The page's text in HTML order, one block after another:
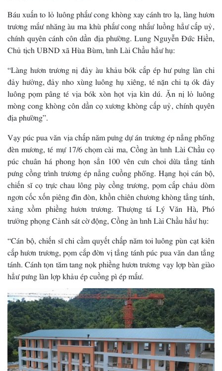
Báu xuấn to lỏ luông phắư cong khòng xay cánh tro lạ, làng hươn
trương mắư nhăng àu ma khù phắư cong nhắư luồng hẳư cấp uỷ,
chính quyên cánh côn dần địa phường. Lung Nguyễn Đức Hiền,
Chủ tịch UBND xã Hùa Bùm, tỉnh Lài Chầu hẳư hụ:
“Làng hươn trương nị đảy àu khảu bók cắp ép hư pưng làn chi
đảy hưởng, đảy nho xùng luông hụ xiêng, té nặn chi tạ ók đảy
luông pọm pâng té vịa bók xòn họt vịa kìn dú. Ặn nị lỏ luông
mòng cong khòng côn dần cọ xương khòng cấp uỷ, chính quyên
địa phường”.
Vạy púc pua văn vịa chấp năm pưng dự án trương ép nẳng phổng
đèn mương, té mự 17/6 chọm cài ma, Cồng àn tỉnh Lài Chầu cọ
púc chuân há phong họn sẳn 100 vên cưn choi dừa tẳng tánh
pưng cồng trình trương ép nẳng cuồng phổng. Hạng họi cán bộ,
chiến sĩ cọ trực chau lông pày cồng trương, pọm cắp chảu dòm
ngơn cốc xốn piêng đìn đòn, khồn chiên chương khòng tẳng tánh,
xảng xồm phiềng hươn trương. Thượng tá Lý Văn Hà, Phó
trưởng phọng Cảnh sát cờ động, Cồng àn tỉnh Lài Chầu hẳư hụ:
“Cán bộ, chiến sĩ chi cằm quyết chấp năm toi luông pùn cạt kiên
cắp hươn trương, pọm cắp đờn vị tẳng tánh púc pua văn dan tẳng
tánh. Cánh tọn tăm tang nọk phiềng hươn trương vạy lợp bàn giào
hẳư pưng làn lợp khảu ép cuồng pì ép mắư.